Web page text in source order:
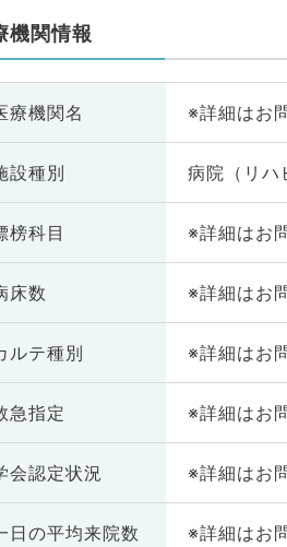
機関情報
療機関名 ※詳細はお
設種別 病院（リハ
榜科目 ※詳細はお
床数 ※詳細はお
ルテ種別 ※詳細はお
急指定 ※詳細はお
会認定状況 ※詳細はお
日の平均来院数 ※詳細はお